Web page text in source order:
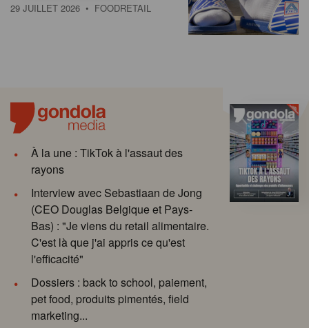
29 JUILLET 2026 • FOODRETAIL
À la une : TikTok à l'assaut des
rayons
Interview avec Sebastiaan de Jong
(CEO Douglas Belgique et Pays-
Bas) : "Je viens du retail alimentaire.
C'est là que j'ai appris ce qu'est
l'efficacité"
Dossiers : back to school, paiement,
pet food, produits pimentés, field
marketing...